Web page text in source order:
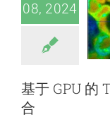
08, 2024
基于 GPU 的
合